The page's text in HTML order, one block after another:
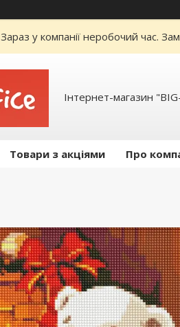
Зараз у компанії неробочий час.
Інтернет-магазин
Товари з акціями Про